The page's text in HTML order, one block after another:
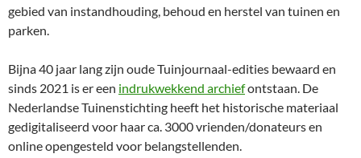
gebied van instandhouding, behoud en herstel van tuinen en
parken.
Bijna 40 jaar lang zijn oude Tuinjournaal-edities bewaard en
sinds 2021 is er een indrukwekkend archiefontstaan. De
Nederlandse Tuinenstichting heeft het historische materiaal
gedigitaliseerd voor haar ca. 3000 vrienden/donateurs en
online opengesteld voor belangstellenden.